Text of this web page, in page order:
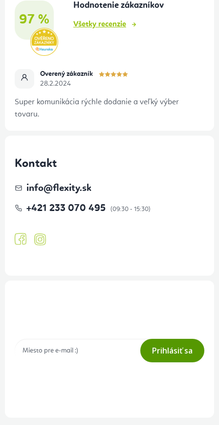
97 %
Hodnotenie zákazníkov
Všetky recenzie
Overený zákazník
28.2.2024
Super komunikácia rýchle dodanie a veľký výber
tovaru.
Kontakt
info@flexity.sk
+421 233 070 495
Prihlásiť sa